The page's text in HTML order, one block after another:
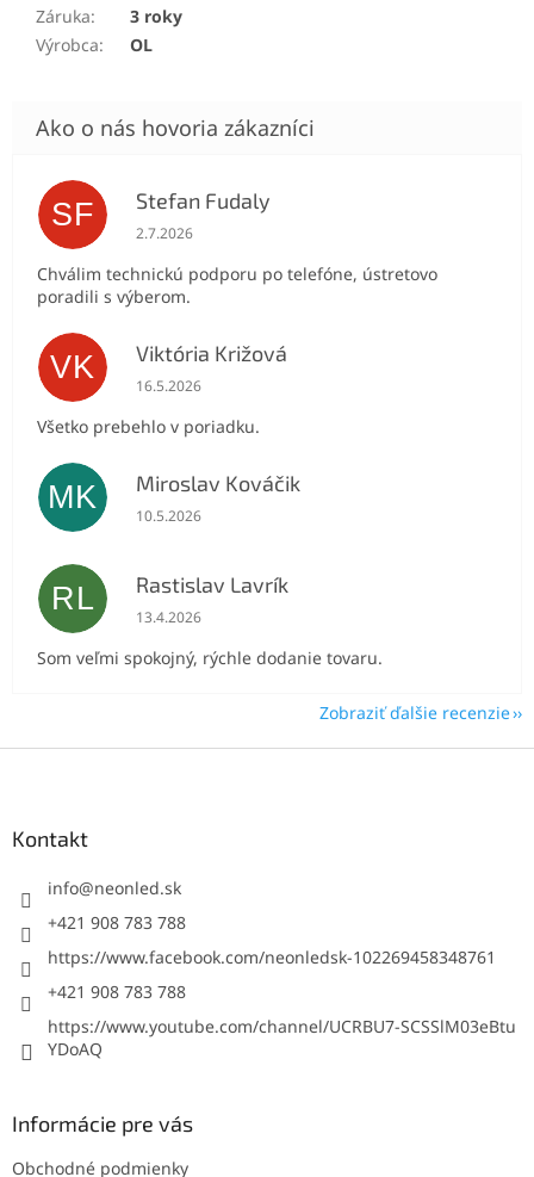
Záruka:
3 roky
Výrobca: OL
SF Stefan Fudaly
Hodnotenie obchodu je 5 z 5 hviezdičiek.
2.7.2026
Chválim technickú podporu po telefóne, ústretovo
poradili s výberom.
VK Viktória Križová
Hodnotenie obchodu je 5 z 5 hviezdičiek.
16.5.2026
Všetko prebehlo v poriadku.
MK Miroslav Kováčik
Hodnotenie obchodu je 5 z 5 hviezdičiek.
10.5.2026
RL Rastislav Lavrík
Hodnotenie obchodu je 5 z 5 hviezdičiek.
13.4.2026
Som veľmi spokojný, rýchle dodanie tovaru.
Zobraziť ďalšie recenzie
Kontakt
info@neonled.sk
+421 908 783 788
https://www.facebook.com/neonledsk-102269458348761
+421 908 783 788
https://www.youtube.com/channel/UCRBU7-SCSSlM03eBtu
YDoAQ
Informácie pre vás
Obchodné podmienky